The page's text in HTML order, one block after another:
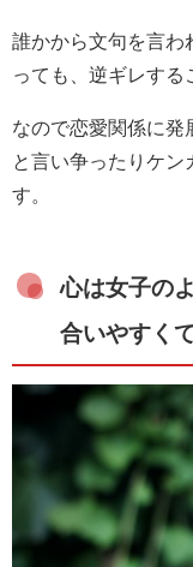
誰かから文句を言わ
っても、逆ギレする
なので恋愛関係に発
と言い争ったりケ
す。
心は女子の
合いやすく